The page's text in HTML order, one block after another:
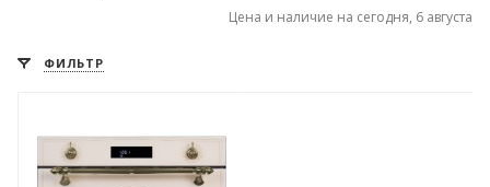
Цена и наличие на сегодня, 6 августа
ФИЛЬТР